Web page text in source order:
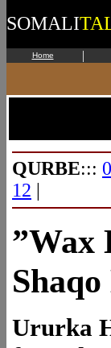
SOMALI
Home |
QURBE:::
12 |
”Wax
Ururka